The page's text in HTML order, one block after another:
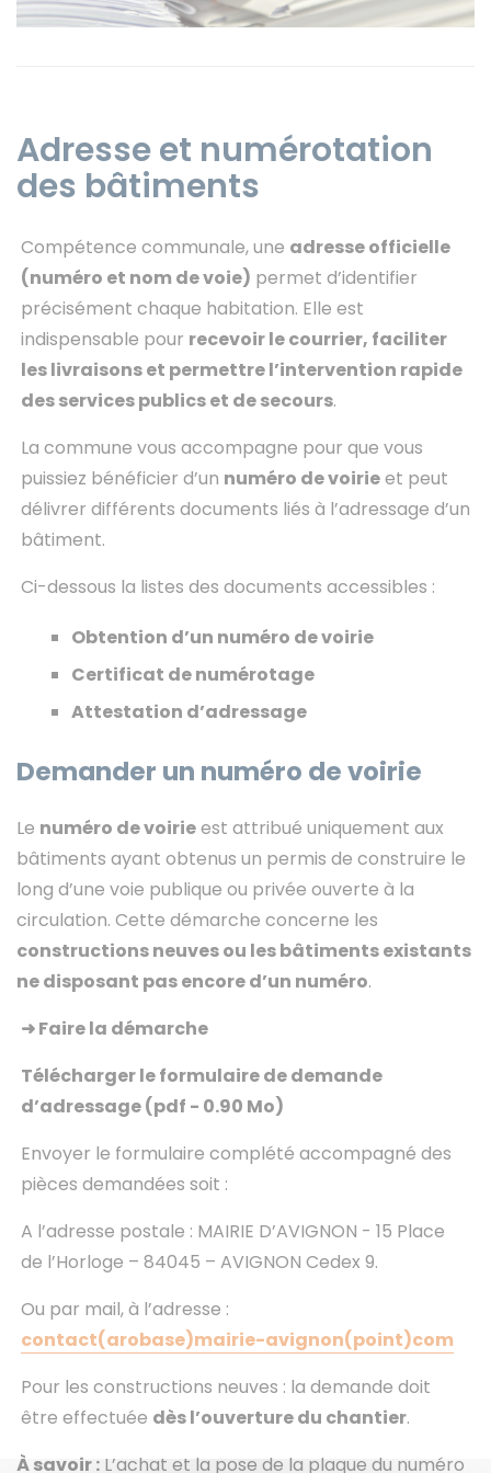
Adresse et numérotation
des bâtiments
Compétence communale, une adresse officielle
(numéro et nom de voie) permet d’identifier
précisément chaque habitation. Elle est
indispensable pour recevoir le courrier, faciliter
les livraisons et permettre l’intervention rapide
des services publics et de secours.
La commune vous accompagne pour que vous
puissiez bénéficier d’un numéro de voirieet peut
délivrer différents documents liés à l’adressage d’un
bâtiment.
Ci-dessous la listes des documents accessibles :
Obtention d’un numéro de voirie
Certificat de numérotage
Attestation d’adressage
Demander un numéro de voirie
Le numéro de voirieest attribué uniquement aux
bâtiments ayant obtenus un permis de construire le
long d’une voie publique ou privée ouverte à la
circulation. Cette démarche concerne les
constructions neuves ou les bâtiments existants
ne disposant pas encore d’un numéro.
➜Faire la démarche
Télécharger le formulaire de demande
d’adressage(pdf - 0.90 Mo)
Envoyer le formulaire complété accompagné des
pièces demandées soit :
A l’adresse postale : MAIRIE D’AVIGNON - 15 Place
de l’Horloge – 84045 – AVIGNON Cedex 9.
Ou par mail, à l’adresse :
contact(arobase)mairie-avignon(point)com
Pour les constructions neuves : la demande doit
être effectuée dès l’ouverture du chantier.
À savoir : L’achat et la pose de la plaque du numéro